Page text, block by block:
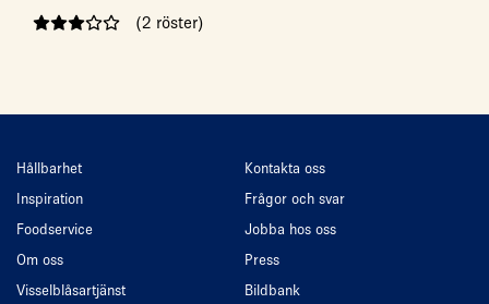
(2 röster)
Hållbarhet
Inspiration
Foodservice
Om oss
Visselblåsartjänst
Kontakta oss
Frågor och svar
Jobba hos oss
Press
Bildbank